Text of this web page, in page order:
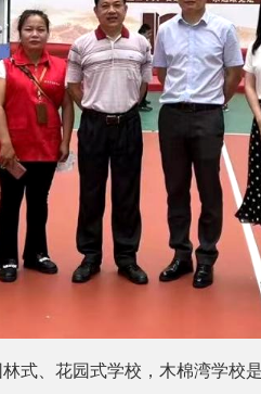
式、花园式学校，木棉湾学校